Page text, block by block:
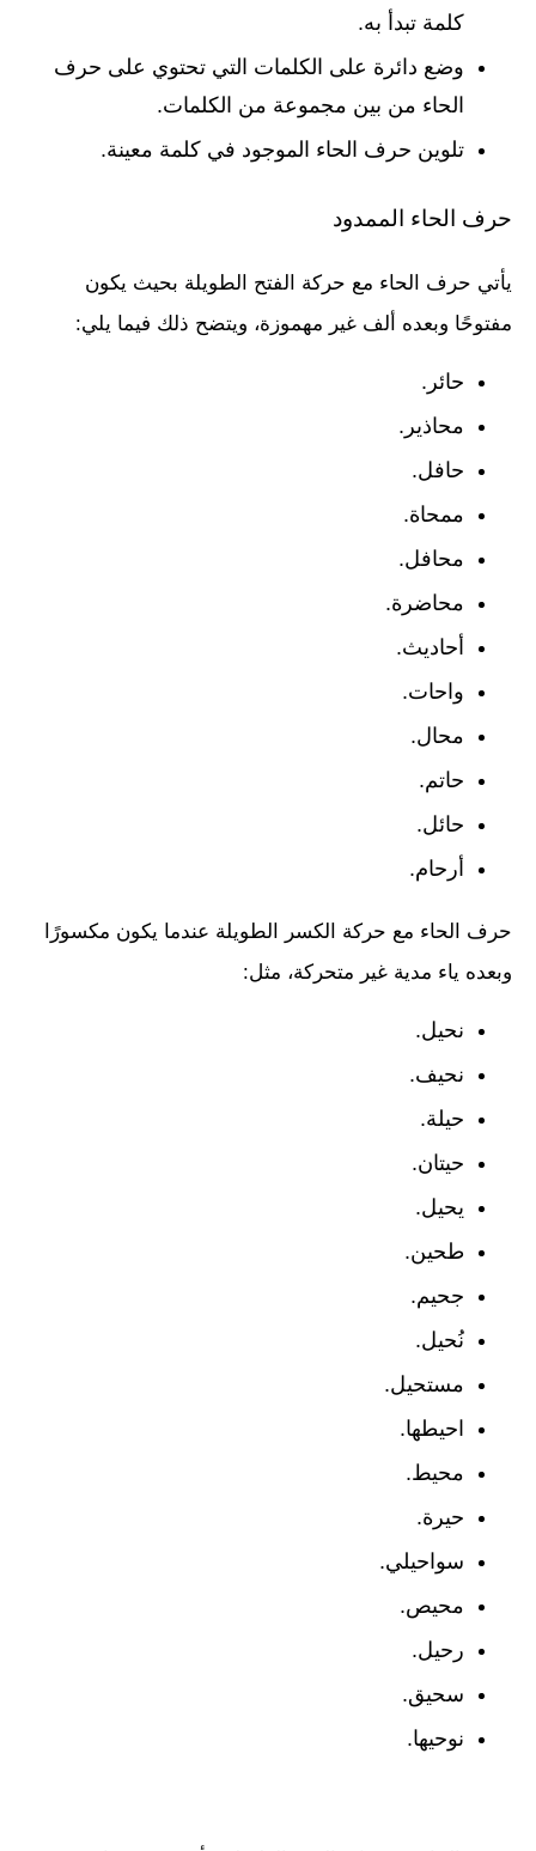
كلمة تبدأ به.
وضع دائرة على الكلمات التي تحتوي على حرف
الحاء من بين مجموعة من الكلمات.
تلوين حرف الحاء الموجود في كلمة معينة.
حرف الحاء الممدود
يأتي حرف الحاء مع حركة الفتح الطويلة بحيث يكون
مفتوحًا وبعده ألف غير مهموزة، ويتضح ذلك فيما يلي:
حائر.
محاذير.
حافل.
ممحاة.
محافل.
محاضرة.
أحاديث.
واحات.
محال.
حاتم.
حائل.
أرحام.
حرف الحاء مع حركة الكسر الطويلة عندما يكون مكسورًا
وبعده ياء مدية غير متحركة، مثل:
نحيل.
نحيف.
حيلة.
حيتان.
يحيل.
طحين.
جحيم.
نُحيل.
مستحيل.
احيطها.
محيط.
حيرة.
سواحيلي.
محيص.
رحيل.
سحيق.
نوحيها.